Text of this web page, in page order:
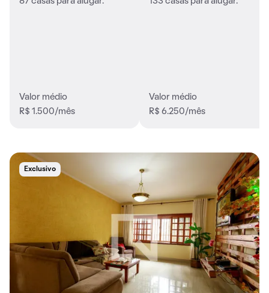
Valor médio
R$ 1.500/mês
Valor médio
R$ 6.250/mês
Exclusivo